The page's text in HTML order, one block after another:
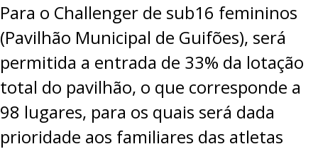
Para o Challenger de sub16 femininos
(Pavilhão Municipal de Guifões), será
permitida a entrada de 33% da lotação
total do pavilhão, o que corresponde a
98 lugares, para os quais será dada
prioridade aos familiares das atletas